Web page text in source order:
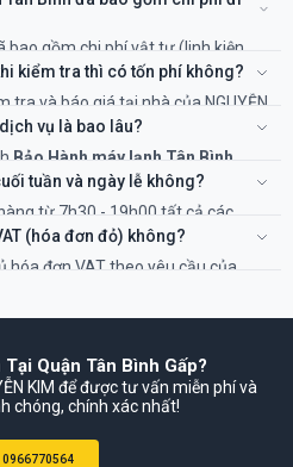
bao gồm chi phí vật tư (linh kiện
Sẽ không có chi phí ẩn nào
kiểm tra thì có tốn phí không?
tra và báo giá tại nhà của NGUYỄN
toán khi đồng ý với phương
vụ là bao lâu?
Bảo Hành máy lạnh Tân Bình
tùy thuộc vào hạng mục sửa
gian cụ thể sẽ được ghi rõ trên
tuần và ngày lễ không?
từ 7h30 - 19h00 tất cả các
Nhật và các ngày Lễ, Tết để đáp
(hóa đơn đỏ) không?
hóa đơn VAT theo yêu cầu của
Quận Tân Bình Gấp?
KIM để được tư vấn miễn phí và
chóng, chính xác nhất!
0966770564